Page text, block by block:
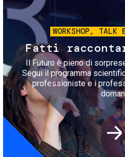
WORKSHOP, TALK
Fatti
Il Futuro è pieno di
Segui il programma
professioniste e i